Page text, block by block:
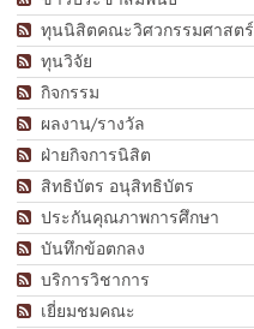
ทุนนิสิตคณะวิศวกรรมศาสตร์
ทุนวิจัย
กิจกรรม
ผลงาน/รางวัล
ฝ่ายกิจการนิสิต
สิทธิบัตร อนุสิทธิบัตร
ประกันคุณภาพการศึกษา
บันทึกข้อตกลง
บริการวิชาการ
เยี่ยมชมคณะ